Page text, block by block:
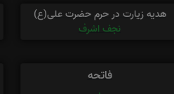
هدیه زیارت در حرم حضرت علی(ع)
نجف اشرف
فاتحه